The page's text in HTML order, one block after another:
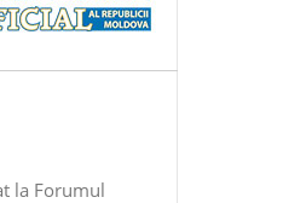
la Forumul